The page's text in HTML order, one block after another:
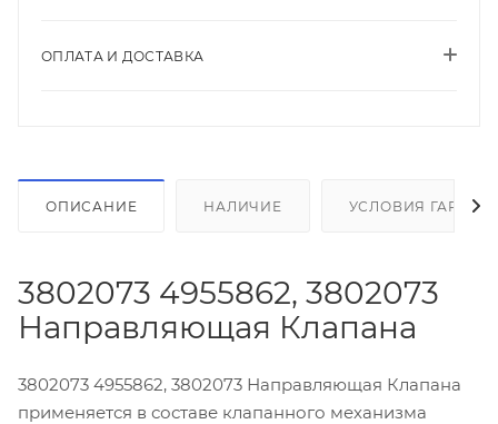
ОПЛАТА И ДОСТАВКА
ОПИСАНИЕ НАЛИЧИЕ УСЛОВИЯ
3802073 4955862, 3802073
Направляющая Клапана
3802073 4955862, 3802073 Направляющая Клапана
применяется в составе клапанного механизма